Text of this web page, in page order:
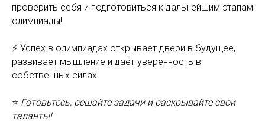
проверить себя и подготовиться к дальнейшим этапам
олимпиады!
⚡️ Успех в олимпиадах открывает двери в будущее,
развивает мышление и даёт уверенность в
собственных силах!
⭐️ Готовьтесь, решайте задачи и раскрывайте свои
таланты!